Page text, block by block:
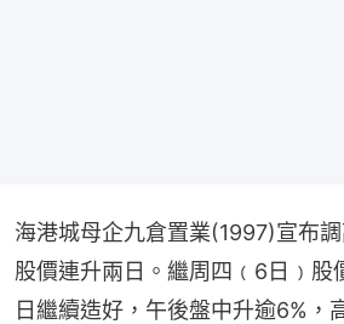
海港城母企九倉置業(1997)宣布
股價連升兩日。繼周四﹙6日﹚股
日繼續造好，午後盤中升逾6%，